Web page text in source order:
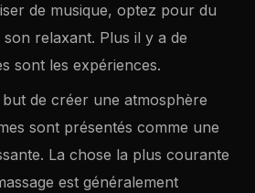
de musique, optez pour du
relaxant. Plus il y a de
sont les expériences.
but de créer une atmosphère
sont présentés comme une
La chose la plus courante
est généralement